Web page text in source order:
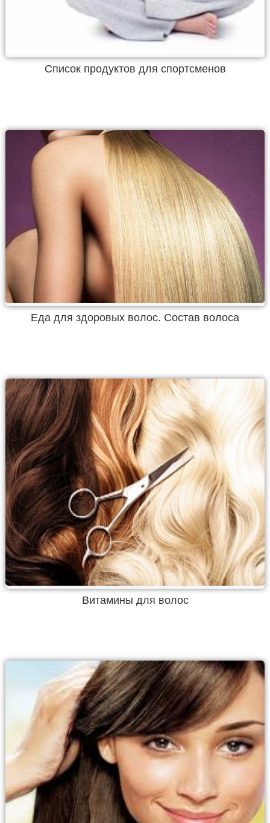
Список продуктов для спортсменов
Еда для здоровых волос. Состав волоса
Витамины для волос